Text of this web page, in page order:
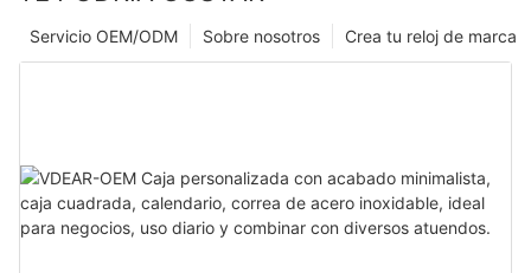
Crea tu reloj de marca
Sobre nosotros
Servicio OEM/ODM